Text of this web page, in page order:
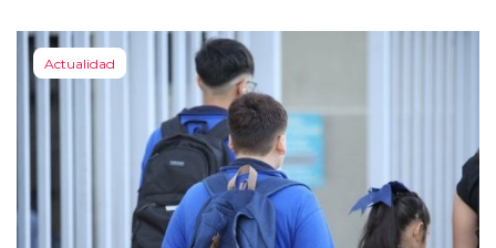
Actualidad